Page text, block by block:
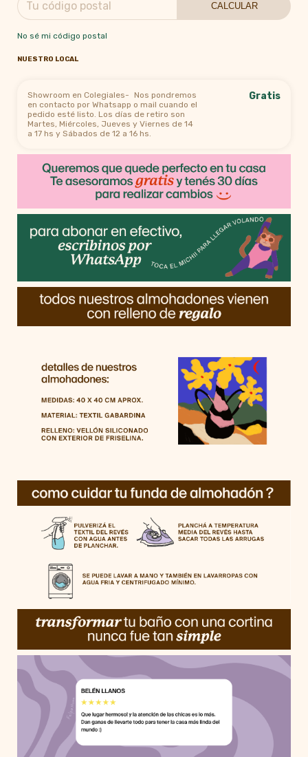
CALCULAR
No sé mi código postal
NUESTRO LOCAL
Showroom en Colegiales-
Nos pondremos
en contacto por Whatsapp o mail cuando el
pedido esté listo. Los días de retiro son
Martes, Miércoles, Jueves y Viernes de 14
a 17 hs y Sábados de 12 a 16 hs.
Gratis